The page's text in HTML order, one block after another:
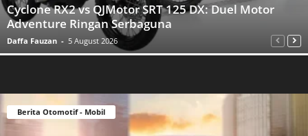
Cyclone RX2 vs QJMotor SRT 125 DX: Duel Motor
Adventure Ringan Serbaguna
Daffa Fauzan - 5 August 2026
Berita Otomotif - Mobil